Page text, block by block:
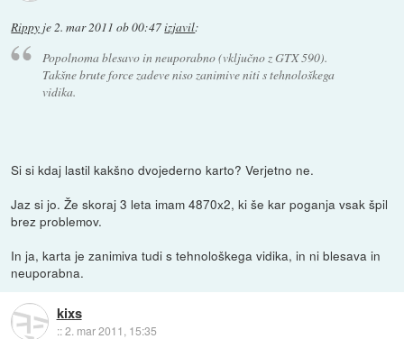
Rippy je2. mar 2011 ob 00:47izjavil:
Popolnoma blesavo in neuporabno (vključno z GTX 590).
Takšne brute force zadeve niso zanimive niti s tehnološkega
vidika.
Si si kdaj lastil kakšno dvojederno karto? Verjetno ne.
Jaz si jo. Že skoraj 3 leta imam 4870x2, ki še kar poganja vsak špil
brez problemov.
In ja, karta je zanimiva tudi s tehnološkega vidika, in ni blesava in
neuporabna.
kixs
::2. mar 2011, 15:35